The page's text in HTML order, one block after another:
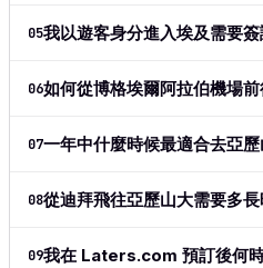
05我以遊客身分進入埃及需要簽
06如何從博格埃爾阿拉伯機場
07一年中什麼時候最適合去亞歷
08從迪拜飛往亞歷山大需要多長
09我在 Laters.com 預訂後何